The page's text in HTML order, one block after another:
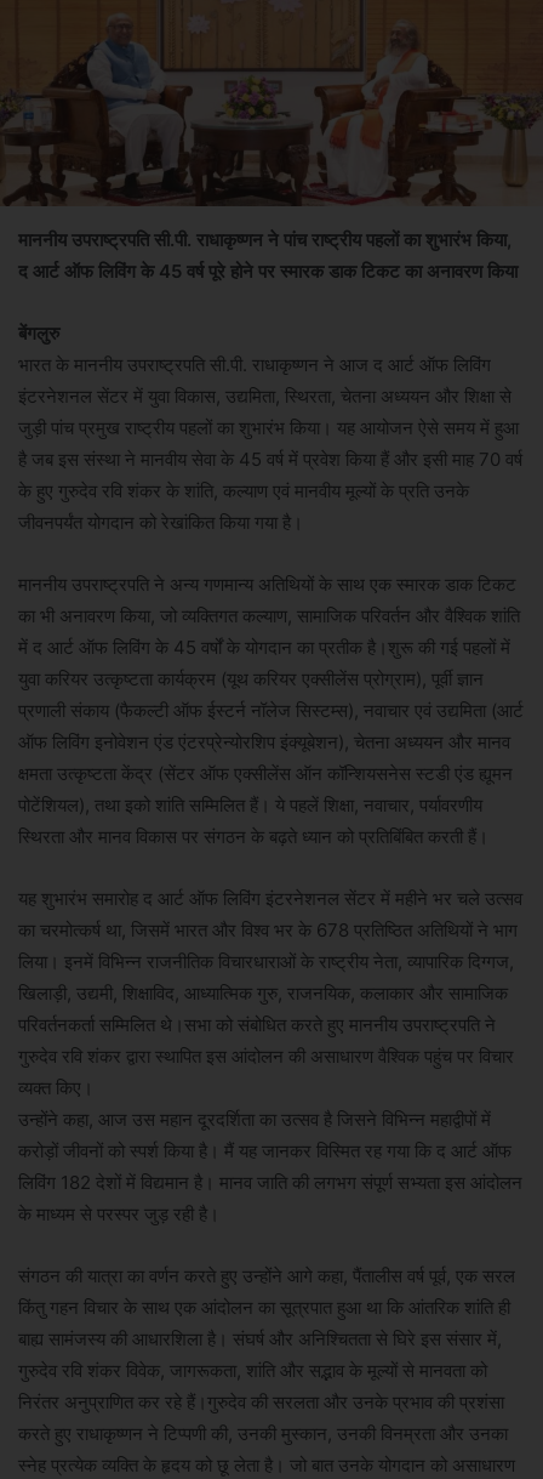
माननीय उपराष्ट्रपति सी.पी. राधाकृष्णन ने पांच राष्ट्रीय पहलों का शुभारंभ किया,
द आर्ट ऑफ लिविंग के 45 वर्ष पूरे होने पर स्मारक डाक टिकट का अनावरण किया
बेंगलुरु
भारत के माननीय उपराष्ट्रपति सी.पी. राधाकृष्णन ने आज द आर्ट ऑफ लिविंग
इंटरनेशनल सेंटर में युवा विकास, उद्यमिता, स्थिरता, चेतना अध्ययन और शिक्षा से
जुड़ी पांच प्रमुख राष्ट्रीय पहलों का शुभारंभ किया। यह आयोजन ऐसे समय में हुआ
है जब इस संस्था ने मानवीय सेवा के 45 वर्ष में प्रवेश किया हैं और इसी माह 70 वर्ष
के हुए गुरुदेव रवि शंकर के शांति, कल्याण एवं मानवीय मूल्यों के प्रति उनके
जीवनपर्यंत योगदान को रेखांकित किया गया है।
माननीय उपराष्ट्रपति ने अन्य गणमान्य अतिथियों के साथ एक स्मारक डाक टिकट
का भी अनावरण किया, जो व्यक्तिगत कल्याण, सामाजिक परिवर्तन और वैश्विक शांति
में द आर्ट ऑफ लिविंग के 45 वर्षों के योगदान का प्रतीक है।शुरू की गई पहलों में
युवा करियर उत्कृष्टता कार्यक्रम (यूथ करियर एक्सीलेंस प्रोग्राम), पूर्वी ज्ञान
प्रणाली संकाय (फैकल्टी ऑफ ईस्टर्न नॉलेज सिस्टम्स), नवाचार एवं उद्यमिता (आर्ट
ऑफ लिविंग इनोवेशन एंड एंटरप्रेन्योरशिप इंक्यूबेशन), चेतना अध्ययन और मानव
क्षमता उत्कृष्टता केंद्र (सेंटर ऑफ एक्सीलेंस ऑन कॉन्शियसनेस स्टडी एंड ह्यूमन
पोटेंशियल), तथा इको शांति सम्मिलित हैं। ये पहलें शिक्षा, नवाचार, पर्यावरणीय
स्थिरता और मानव विकास पर संगठन के बढ़ते ध्यान को प्रतिबिंबित करती हैं।
यह शुभारंभ समारोह द आर्ट ऑफ लिविंग इंटरनेशनल सेंटर में महीने भर चले उत्सव
का चरमोत्कर्ष था, जिसमें भारत और विश्व भर के 678 प्रतिष्ठित अतिथियों ने भाग
लिया। इनमें विभिन्न राजनीतिक विचारधाराओं के राष्ट्रीय नेता, व्यापारिक दिग्गज,
खिलाड़ी, उद्यमी, शिक्षाविद, आध्यात्मिक गुरु, राजनयिक, कलाकार और सामाजिक
परिवर्तनकर्ता सम्मिलित थे।सभा को संबोधित करते हुए माननीय उपराष्ट्रपति ने
गुरुदेव रवि शंकर द्वारा स्थापित इस आंदोलन की असाधारण वैश्विक पहुंच पर विचार
व्यक्त किए।
उन्होंने कहा, आज उस महान दूरदर्शिता का उत्सव है जिसने विभिन्न महाद्वीपों में
करोड़ों जीवनों को स्पर्श किया है। मैं यह जानकर विस्मित रह गया कि द आर्ट ऑफ
लिविंग 182 देशों में विद्यमान है। मानव जाति की लगभग संपूर्ण सभ्यता इस आंदोलन
के माध्यम से परस्पर जुड़ रही है।
संगठन की यात्रा का वर्णन करते हुए उन्होंने आगे कहा, पैंतालीस वर्ष पूर्व, एक सरल
किंतु गहन विचार के साथ एक आंदोलन का सूत्रपात हुआ था कि आंतरिक शांति ही
बाह्य सामंजस्य की आधारशिला है। संघर्ष और अनिश्चितता से घिरे इस संसार में,
गुरुदेव रवि शंकर विवेक, जागरूकता, शांति और सद्भाव के मूल्यों से मानवता को
निरंतर अनुप्राणित कर रहे हैं।गुरुदेव की सरलता और उनके प्रभाव की प्रशंसा
करते हुए राधाकृष्णन ने टिप्पणी की, उनकी मुस्कान, उनकी विनम्रता और उनका
स्नेह प्रत्येक व्यक्ति के हृदय को छू लेता है। जो बात उनके योगदान को असाधारण